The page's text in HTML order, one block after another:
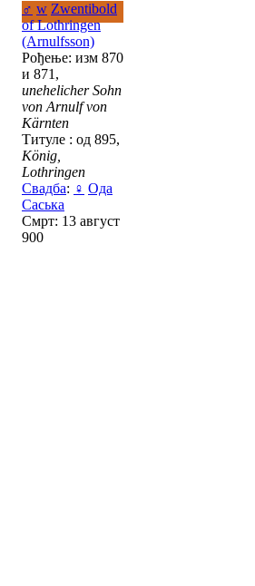
♂ w Zwentibold
of Lothringen
(Arnulfsson)
Рођење: изм 870
и 871,
unehelicher Sohn
von Arnulf von
Kärnten
Титуле : од 895,
König,
Lothringen
Свадба: ♀ Ода
Саська
Смрт: 13 август
900